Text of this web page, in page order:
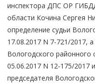
инспектора ДПС ОР
области Кочина Сергея
определение судьи
17.08.2017 N 7-721/2017,
Вологодского районного
05.06.2017 N 12-175/2017
председателя